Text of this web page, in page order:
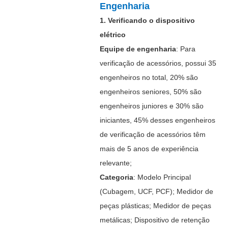
Engenharia
1. Verificando o dispositivo
elétrico
Equipe de engenharia: Para
verificação de acessórios, possui 35
engenheiros no total, 20% são
engenheiros seniores, 50% são
engenheiros juniores e 30% são
iniciantes, 45% desses engenheiros
de verificação de acessórios têm
mais de 5 anos de experiência
relevante;
Categoria: Modelo Principal
(Cubagem, UCF, PCF); Medidor de
peças plásticas; Medidor de peças
metálicas; Dispositivo de retenção